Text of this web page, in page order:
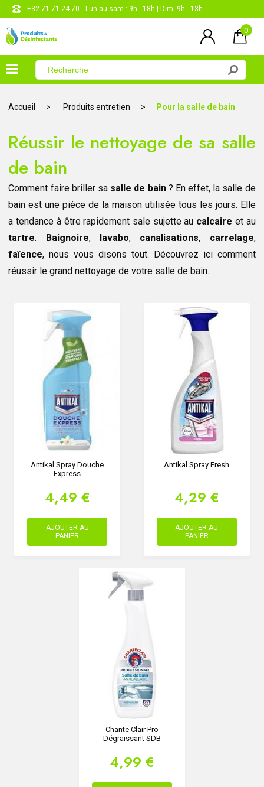
+32 71 71 24 70 Lun au sam : 9h - 18h | Dim: 9h - 13h
0
×
Produits
corporels
papiers
Accueil Produits entretien Pour la salle de bain
Réussir le nettoyage de sa salle
de bain
Comment faire briller sa salle de bain? En effet, la salle de
bain est une pièce de la maison utilisée tous les jours. Elle
a tendance à être rapidement sale sujette au calcaire et au
tartre. Baignoire, lavabo, canalisations, carrelage,
faïence, nous vous disons tout. Découvrez ici comment
réussir le grand nettoyage de votre salle de bain.
Antikal Spray Douche
Express
4,49 €
AJOUTER AU
PANIER
Antikal Spray Fresh
4,29 €
AJOUTER AU
PANIER
Chante Clair Pro
Dégraissant SDB
4,99 €